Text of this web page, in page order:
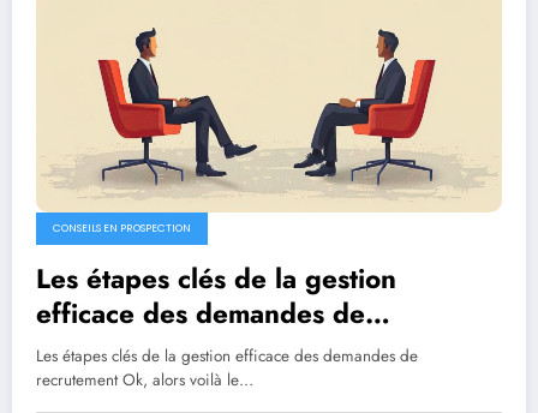
CONSEILS EN PROSPECTION
Les étapes clés de la gestion
efficace des demandes de
recrutement
Les étapes clés de la gestion efficace des demandes de
recrutement Ok, alors voilà le…